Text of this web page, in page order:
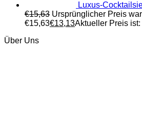
Luxus-
€15,63 Ursprünglicher Preis
€15,63€13,13Aktueller Preis ist:
Über Uns